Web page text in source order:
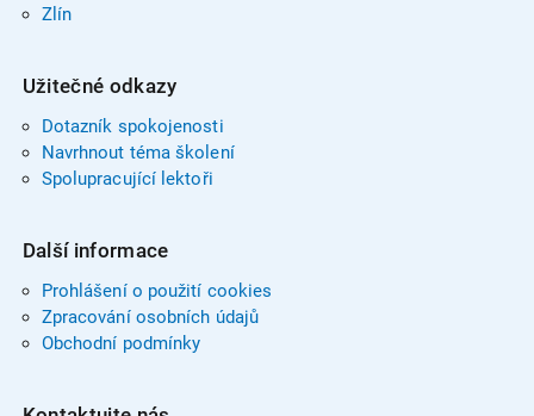
Zlín
Užitečné odkazy
Dotazník spokojenosti
Navrhnout téma školení
Spolupracující lektoři
Další informace
Prohlášení o použití cookies
Zpracování osobních údajů
Obchodní podmínky